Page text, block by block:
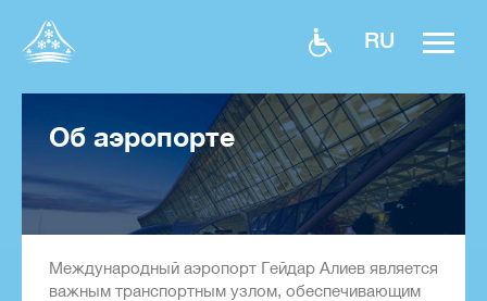
RU
Об аэропорте
Международный аэропорт Гейдар Алиев является
важным транспортным узлом, обеспечивающим